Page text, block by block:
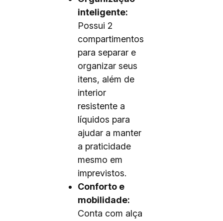
inteligente:
Possui 2
compartimentos
para separar e
organizar seus
itens, além de
interior
resistente a
líquidos para
ajudar a manter
a praticidade
mesmo em
imprevistos.
Conforto e
mobilidade:
Conta com alça